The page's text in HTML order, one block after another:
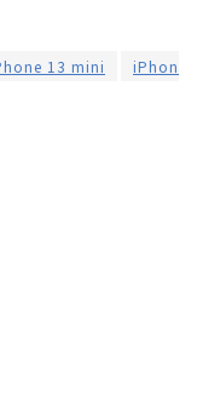
13 mini iPhone